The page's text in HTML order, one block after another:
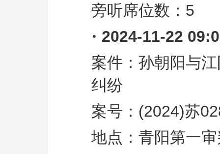
旁听席位数： 5
· 2024-11-22
案件：孙朝阳与
纠纷
案号： (2024)苏
地点：青阳第一